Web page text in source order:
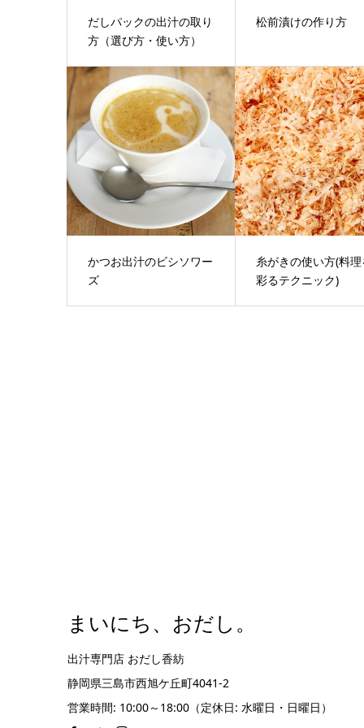
だしパックの出汁の取り
方（選び方・使い方）
松前漬けの作り方
かつお出汁のビシソワー
ズ
糸がきの使い方(料
彩るテクニック)
まいにち、おだし。
出汁専門店 おだし香紡
静岡県三島市西旭ケ丘町4041-2
営業時間: 10:00～18:00（定休日: 水曜日・日曜日）